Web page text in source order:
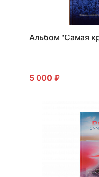
Альбом "Самая
5 000 ₽